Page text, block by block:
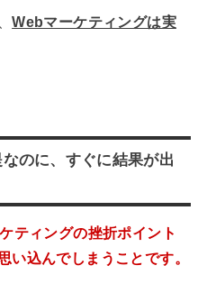
Webマーケティングは実
のに、すぐに結果が出
ティングの挫折ポイント
い込んでしまうことです。